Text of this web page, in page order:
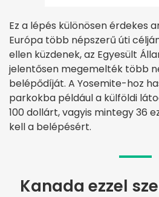
Ez a lépés különösen érdekes
Európa több népszerű úti
ellen küzdenek, az Egyesült
jelentősen megemelték több
belépődíját. A Yosemite-hoz
parkokba például a külföldi
100 dollárt, vagyis mintegy 36
kell a belépésért.
Kanada ezzel